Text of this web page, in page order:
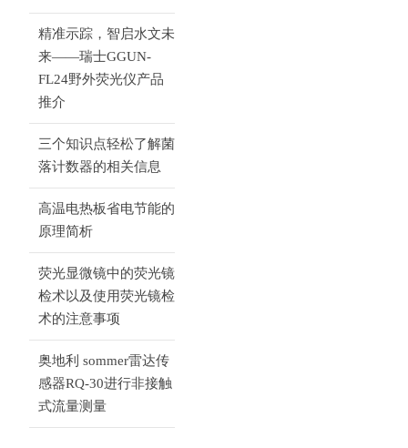
精准示踪，智启水文未
来——瑞士GGUN-
FL24野外荧光仪产品
推介
三个知识点轻松了解菌
落计数器的相关信息
高温电热板省电节能的
原理简析
荧光显微镜中的荧光镜
检术以及使用荧光镜检
术的注意事项
奥地利 sommer雷达传
感器RQ-30进行非接触
式流量测量